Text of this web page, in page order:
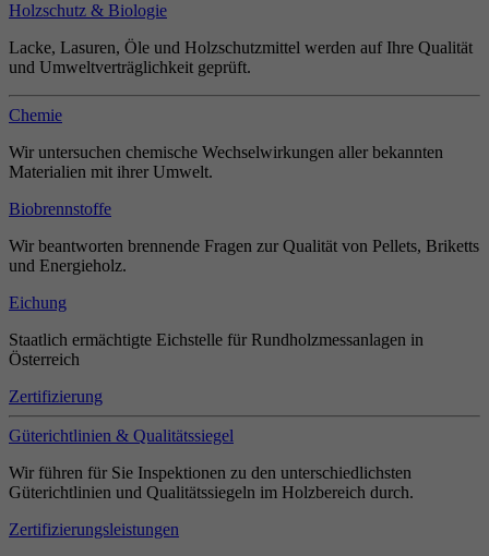
Holzschutz & Biologie
Lacke, Lasuren, Öle und Holzschutzmittel werden auf Ihre Qualität
und Umweltverträglichkeit geprüft.
Chemie
Wir untersuchen chemische Wechselwirkungen aller bekannten
Materialien mit ihrer Umwelt.
Biobrennstoffe
Wir beantworten brennende Fragen zur Qualität von Pellets, Briketts
und Energieholz.
Eichung
Staatlich ermächtigte Eichstelle für Rundholzmessanlagen in
Österreich
Zertifizierung
Güterichtlinien & Qualitätssiegel
Wir führen für Sie Inspektionen zu den unterschiedlichsten
Güterichtlinien und Qualitätssiegeln im Holzbereich durch.
Zertifizierungsleistungen